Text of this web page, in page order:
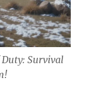
Duty: Survival